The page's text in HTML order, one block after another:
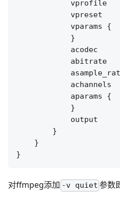
vprofile
vpreset
            vparams {
            }
acodec
abitrate
achannels
            aparams {
            }
output
        }
    }
对ffmpeg添加 -v quiet 参数